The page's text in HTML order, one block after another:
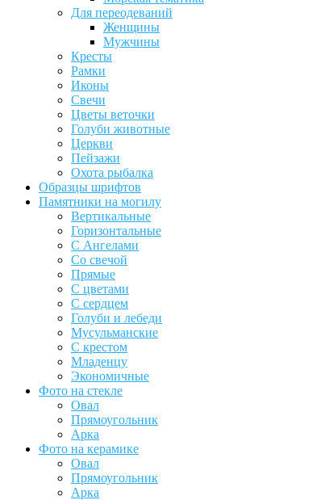
Для переодеваний
Женщины
Мужчины
Кресты
Рамки
Иконы
Свечи
Цветы веточки
Голуби животные
Церкви
Пейзажи
Охота рыбалка
Образцы шрифтов
Памятники на могилу
Вертикальные
Горизонтальные
С Ангелами
Со свечой
Прямые
С цветами
С сердцем
Голуби и лебеди
Мусульманские
С крестом
Младенцу
Экономичные
Фото на стекле
Овал
Прямоугольник
Арка
Фото на керамике
Овал
Прямоугольник
Арка